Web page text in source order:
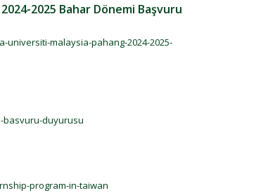
2025 Bahar Dönemi Başvuru
malaysia-pahang-2024-2025-
basvuru-duyurusu
program-in-taiwan